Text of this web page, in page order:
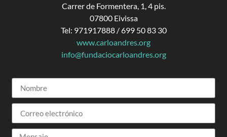
Carrer de Formentera, 1, 4 pis.
07800 Eivissa
Tel: 971917888 / 699 50 83 30
www.carloandres.org
info@fundaciocarloandres.org